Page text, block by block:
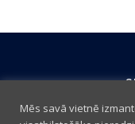
Mēs savā vietnē